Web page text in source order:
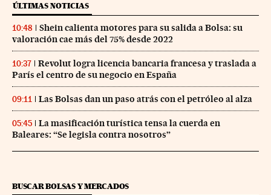
ÚLTIMAS NOTICIAS
10:48
Shein calienta motores para su salida a Bolsa: su
valoración cae más del 75% desde 2022
10:37
Revolut logra licencia bancaria francesa y traslada a
París el centro de su negocio en España
09:11 Las Bolsas dan un paso atrás con el petróleo al alza
05:45
La masificación turística tensa la cuerda en
Baleares: “Se legisla contra nosotros”
BUSCAR BOLSAS Y MERCADOS